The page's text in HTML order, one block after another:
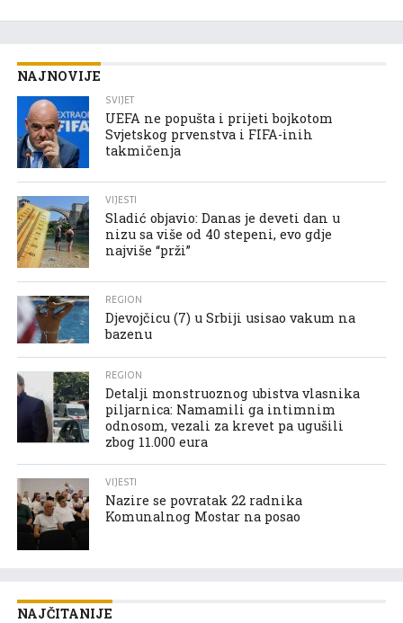
NAJNOVIJE
SVIJET
UEFA ne popušta i prijeti bojkotom
Svjetskog prvenstva i FIFA-inih
takmičenja
VIJESTI
Sladić objavio: Danas je deveti dan u
nizu sa više od 40 stepeni, evo gdje
najviše “prži”
REGION
Djevojčicu (7) u Srbiji usisao vakum na
bazenu
REGION
Detalji monstruoznog ubistva vlasnika
piljarnica: Namamili ga intimnim
odnosom, vezali za krevet pa ugušili
zbog 11.000 eura
VIJESTI
Nazire se povratak 22 radnika
Komunalnog Mostar na posao
NAJČITANIJE